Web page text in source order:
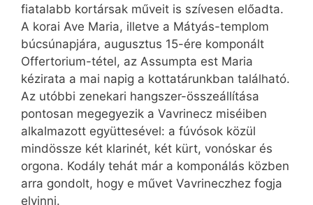
fiatalabb kortársak műveit is szívesen előadta.
A korai Ave Maria, illetve a Mátyás-templom
búcsúnapjára, augusztus 15-ére komponált
Offertorium-tétel, az Assumpta est Maria
kézirata a mai napig a kottatárunkban található.
Az utóbbi zenekari hangszer-összeállítása
pontosan megegyezik a Vavrinecz miséiben
alkalmazott együttesével: a fúvósok közül
mindössze két klarinét, két kürt, vonóskar és
orgona. Kodály tehát már a komponálás közben
arra gondolt, hogy e művet Vavrineczhez fogja
elvinni.